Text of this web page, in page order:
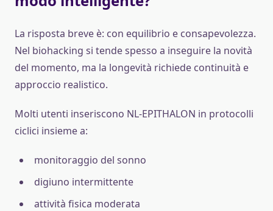
La risposta breve è: con equilibrio e consapevolezza.
Nel biohacking si tende spesso a inseguire la novità
del momento, ma la longevità richiede continuità e
approccio realistico.
Molti utenti inseriscono NL-EPITHALON in protocolli
ciclici insieme a:
monitoraggio del sonno
digiuno intermittente
attività fisica moderata